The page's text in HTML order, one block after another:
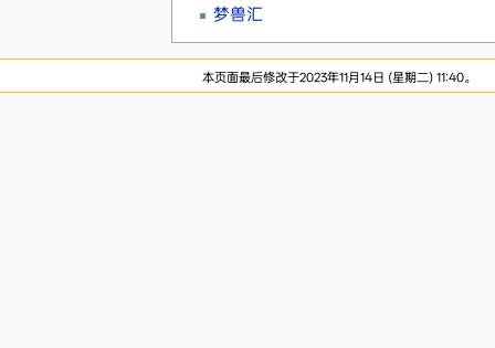
梦兽汇
本页面最后修改于2023年11月14日 (星期二) 11:40。